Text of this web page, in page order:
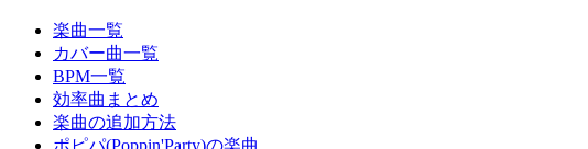
楽曲一覧
カバー曲一覧
BPM一覧
効率曲まとめ
楽曲の追加方法
ポピパ(Poppin'Party)の楽曲